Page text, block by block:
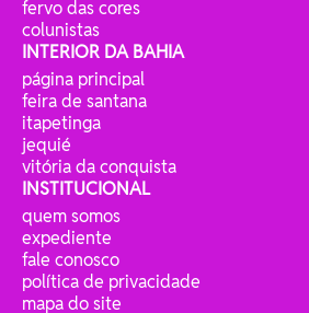
fervo das cores
colunistas
INTERIOR DA BAHIA
página principal
feira de santana
itapetinga
jequié
vitória da conquista
INSTITUCIONAL
quem somos
expediente
fale conosco
política de privacidade
mapa do site